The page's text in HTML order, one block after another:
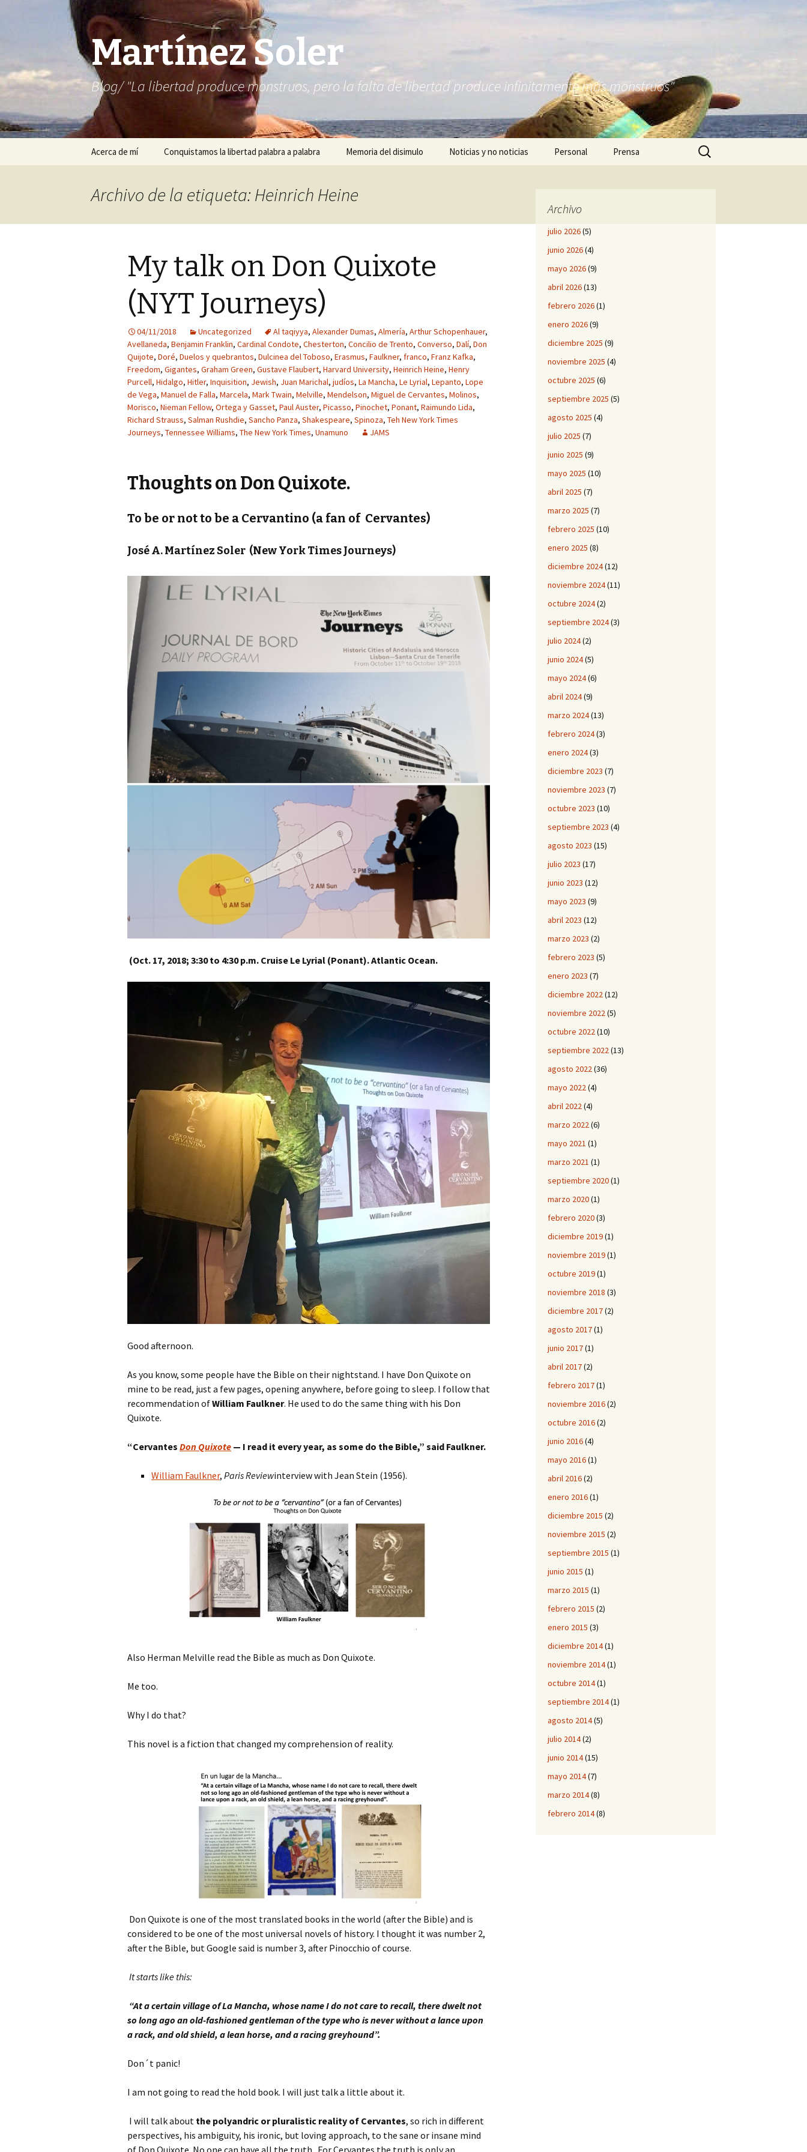
Martínez Soler
Blog/ "La libertad produce monstruos, pero la falta de libertad produce infinitamente más monstruos"
Saltar
Acerca de mí Conquistamos la libertad palabra a palabra Memoria del disimulo Noticias y no noticias Personal Prensa Buscar:
Archivo de la etiqueta: Heinrich Heine
My talk on Don Quixote
(NYT Journeys)
04/11/2018 Uncategorized Al taqiyya, Alexander Dumas, Almería, Arthur Schopenhauer,
Avellaneda, Benjamin Franklin, Cardinal Condote, Chesterton, Concilio de Trento, Converso, Dalí, Don
Quijote, Doré, Duelos y quebrantos, Dulcinea del Toboso, Erasmus, Faulkner, franco, Franz Kafka,
Freedom, Gigantes, Graham Green, Gustave Flaubert, Harvard University, Heinrich Heine, Henry
Purcell, Hidalgo, Hitler, Inquisition, Jewish, Juan Marichal, judíos, La Mancha, Le Lyrial, Lepanto, Lope
de Vega, Manuel de Falla, Marcela, Mark Twain, Melville, Mendelson, Miguel de Cervantes, Molinos,
Morisco, Nieman Fellow, Ortega y Gasset, Paul Auster, Picasso, Pinochet, Ponant, Raimundo Lida,
Richard Strauss, Salman Rushdie, Sancho Panza, Shakespeare, Spinoza, Teh New York Times
Journeys, Tennessee Williams, The New York Times, Unamuno JAMS
Thoughts on Don Quixote.
To be or not to be a Cervantino (a fan of Cervantes)
José A. Martínez Soler (New York Times Journeys)
(Oct. 17, 2018; 3:30 to 4:30 p.m. Cruise Le Lyrial (Ponant). Atlantic Ocean.
Good afternoon.
As you know, some people have the Bible on their nightstand. I have Don Quixote on
mine to be read, just a few pages, opening anywhere, before going to sleep. I follow that
recommendation ofWilliam Faulkner. He used to do the same thing with his Don
Quixote.
“Cervantes Don Quixote — I read it every year, as some do the Bible,” said Faulkner.
William Faulkner, Paris Reviewinterview with Jean Stein (1956).
Also Herman Melville read the Bible as much as Don Quixote.
Me too.
Why I do that?
This novel is a fiction that changed my comprehension of reality.
Don Quixote is one of the most translated books in the world (after the Bible) and is
considered to be one of the most universal novels of history. I thought it was number 2,
after the Bible, but Google said is number 3, after Pinocchio of course.
It starts like this:
“At a certain village of La Mancha, whose name I do not care to recall, there dwelt not
so long ago an old-fashioned gentleman of the type who is never without a lance upon
a rack, and old shield, a lean horse, and a racing greyhound”.
Don´t panic!
I am not going to read the hold book. I will just talk a little about it.
I will talk about the polyandric or pluralistic reality of Cervantes, so rich in different
perspectives, his ambiguity, his ironic, but loving approach, to the sane or insane mind
of Don Quixote. No one can have all the truth. For Cervantes the truth is only an
Archivo
julio 2026(5)
junio 2026(4)
mayo 2026(9)
abril 2026(13)
febrero 2026(1)
enero 2026(9)
diciembre 2025 (9)
noviembre 2025 (4)
octubre 2025 (6)
septiembre 2025 (5)
agosto 2025 (4)
julio 2025 (7)
junio 2025 (9)
mayo 2025 (10)
abril 2025 (7)
marzo 2025 (7)
febrero 2025 (10)
enero 2025 (8)
diciembre 2024(12)
noviembre 2024(11)
octubre 2024(2)
septiembre 2024(3)
julio 2024(2)
junio 2024(5)
mayo 2024(6)
abril 2024(9)
marzo 2024(13)
febrero 2024(3)
enero 2024(3)
diciembre 2023 (7)
noviembre 2023 (7)
octubre 2023 (10)
septiembre 2023 (4)
agosto 2023 (15)
julio 2023 (17)
junio 2023 (12)
mayo 2023 (9)
abril 2023 (12)
marzo 2023 (2)
febrero 2023 (5)
enero 2023 (7)
diciembre 2022(12)
noviembre 2022(5)
octubre 2022(10)
septiembre 2022(13)
agosto 2022(36)
mayo 2022(4)
abril 2022(4)
marzo 2022(6)
mayo 2021 (1)
marzo 2021 (1)
septiembre 2020(1)
marzo 2020(1)
febrero 2020(3)
diciembre 2019(1)
noviembre 2019(1)
octubre 2019(1)
noviembre 2018 (3)
diciembre 2017(2)
agosto 2017(1)
junio 2017(1)
abril 2017(2)
febrero 2017(1)
noviembre 2016(2)
octubre 2016(2)
junio 2016(4)
mayo 2016(1)
abril 2016(2)
enero 2016(1)
diciembre 2015 (2)
noviembre 2015 (2)
septiembre 2015 (1)
junio 2015 (1)
marzo 2015 (1)
febrero 2015 (2)
enero 2015 (3)
diciembre 2014(1)
noviembre 2014(1)
octubre 2014(1)
septiembre 2014(1)
agosto 2014(5)
julio 2014(2)
junio 2014(15)
mayo 2014(7)
marzo 2014(8)
febrero 2014(8)